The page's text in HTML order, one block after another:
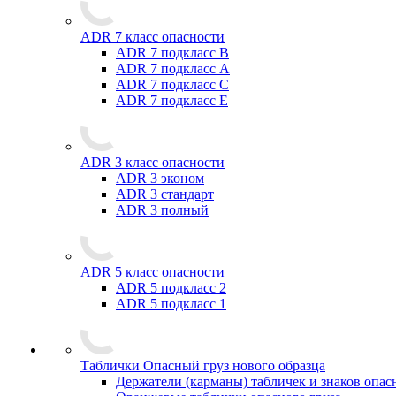
ADR 7 класс опасности
ADR 7 подкласс B
ADR 7 подкласс A
ADR 7 подкласс C
ADR 7 подкласс E
ADR 3 класс опасности
ADR 3 эконом
ADR 3 стандарт
ADR 3 полный
ADR 5 класс опасности
ADR 5 подкласс 2
ADR 5 подкласс 1
Таблички Опасный груз нового образца
Держатели (карманы) табличек и знаков